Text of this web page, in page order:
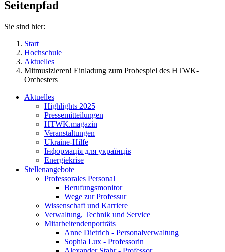
Seitenpfad
Sie sind hier:
Start
Hochschule
Aktuelles
Mitmusizieren! Einladung zum Probespiel des HTWK-
Orchesters
Aktuelles
Highlights 2025
Pressemitteilungen
HTWK.magazin
Veranstaltungen
Ukraine-Hilfe
Інформація для українців
Energiekrise
Stellenangebote
Professorales Personal
Berufungsmonitor
Wege zur Professur
Wissenschaft und Karriere
Verwaltung, Technik und Service
Mitarbeitendenporträts
Anne Dietrich - Personalverwaltung
Sophia Lux - Professorin